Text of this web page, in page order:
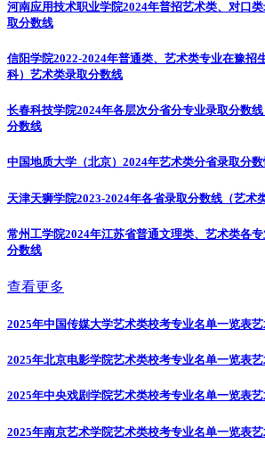
河南应用技术职业学院2024年普招艺术类、对口
取分数线
信阳学院2022-2024年普通类、艺术类专业在豫招
科）艺术类录取分数线
长春科技学院2024年各层次分省分专业录取分数
分数线
中国地质大学（北京）2024年艺术类分省录取分
天津天狮学院2023-2024年各省录取分数线（艺术
常州工学院2024年江苏省普通文理类、艺术类各
分数线
查看更多
2025年中国传媒大学艺术类校考专业名单一览表
2025年北京电影学院艺术类校考专业名单一览表
2025年中央戏剧学院艺术类校考专业名单一览表
2025年南京艺术学院艺术类校考专业名单一览表